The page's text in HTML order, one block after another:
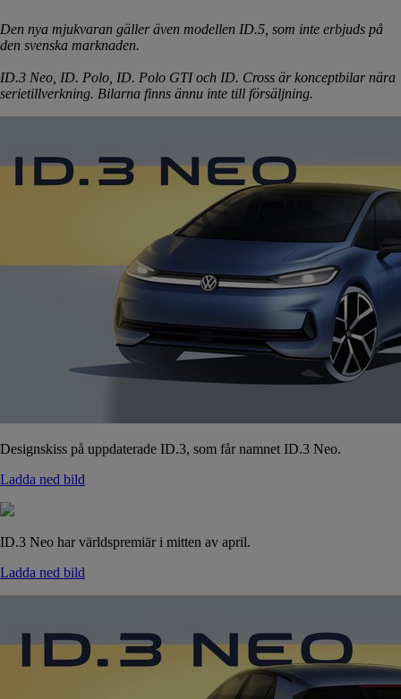
Den nya mjukvaran gäller även modellen ID.5, som inte erbjuds på
den svenska marknaden.
ID.3 Neo, ID. Polo, ID. Polo GTI och ID. Cross är konceptbilar nära
serietillverkning. Bilarna finns ännu inte till försäljning.
Designskiss på uppdaterade ID.3, som får namnet ID.3 Neo.
Ladda ned bild
ID.3 Neo har världspremiär i mitten av april.
Ladda ned bild